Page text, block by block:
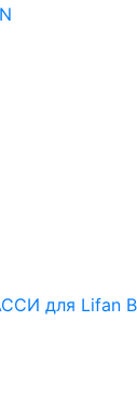
для Lifan